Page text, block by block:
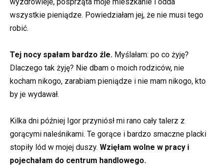
wszystkie pieniądze. Powiedziałam jej, że nie musi tego
robić.
Tej nocy spałam bardzo źle. Myślałam: po co żyję?
Dlaczego tak żyję? Nie dbam o moich rodziców, nie
kocham nikogo, zarabiam pieniądze i nie mam nikogo, kto
by je wydawał.
Kilka dni później Igor przyniósł mi rano cały talerz z
gorącymi naleśnikami. Te gorące i bardzo smaczne placki
stopiły lód w mojej duszy. Wzięłam wolne w pracy i
pojechałam do centrum handlowego.